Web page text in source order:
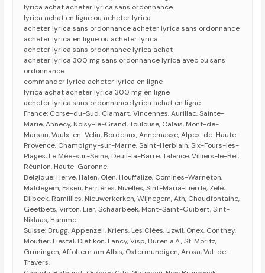
lyrica achat acheter lyrica sans ordonnance
lyrica achat en ligne ou acheter lyrica
acheter lyrica sans ordonnance acheter lyrica sans ordonnance
acheter lyrica en ligne ou acheter lyrica
acheter lyrica sans ordonnance lyrica achat
acheter lyrica 300 mg sans ordonnance lyrica avec ou sans
ordonnance
commander lyrica acheter lyrica en ligne
lyrica achat acheter lyrica 300 mg en ligne
acheter lyrica sans ordonnance lyrica achat en ligne
France: Corse-du-Sud, Clamart, Vincennes, Aurillac, Sainte-
Marie, Annecy, Noisy-le-Grand, Toulouse, Calais, Mont-de-
Marsan, Vaulx-en-Velin, Bordeaux, Annemasse, Alpes-de-Haute-
Provence, Champigny-sur-Marne, Saint-Herblain, Six-Fours-les-
Plages, Le Mée-sur-Seine, Deuil-la-Barre, Talence, Villiers-le-Bel,
Réunion, Haute-Garonne.
Belgique: Herve, Halen, Olen, Houffalize, Comines-Warneton,
Maldegem, Essen, Ferrières, Nivelles, Sint-Maria-Lierde, Zele,
Dilbeek, Ramillies, Nieuwerkerken, Wijnegem, Ath, Chaudfontaine,
Geetbets, Virton, Lier, Schaarbeek, Mont-Saint-Guibert, Sint-
Niklaas, Hamme.
Suisse: Brugg, Appenzell, Kriens, Les Clées, Uzwil, Onex, Conthey,
Moutier, Liestal, Dietikon, Lancy, Visp, Büren a.A., St. Moritz,
Grüningen, Affoltern am Albis, Ostermundigen, Arosa, Val-de-
Travers.